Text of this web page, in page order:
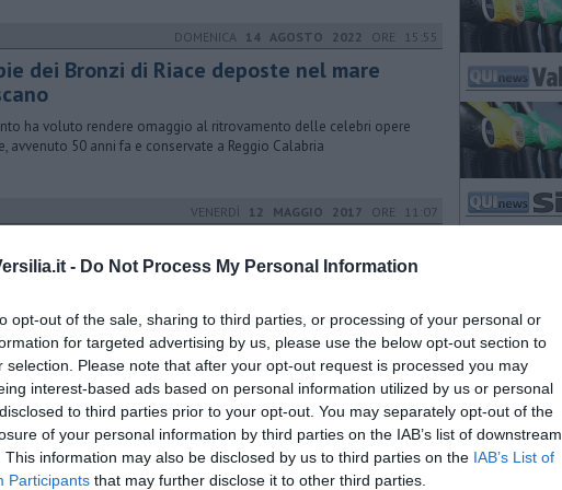
- Do Not Process My Personal Information
opt-out of the sale, sharing to third parties, or processing of your personal or
for targeted advertising by us, please use the below opt-out section to
selection. Please note that after your opt-out request is processed you may
interest-based ads based on personal information utilized by us or personal
to third parties prior to your opt-out. You may separately opt-out of the
of your personal information by third parties on the IAB’s list of downstream
This information may also be disclosed by us to third parties on the IAB’s List of
Participants that may further disclose it to other third parties.
DOMENICA 14 AGOSTO 2022 ORE 15:55
dei Bronzi di Riace deposte nel mare
ha voluto rendere omaggio al ritrovamento delle celebri opere
avvenuto 50 anni fa e conservate a Reggio Calabria
VENERDÌ 12 MAGGIO 2017 ORE 11:07
artistico Simoni ha anticipato alcuni spettacoli del Festival a
DOMENICA07 FEBBRAIO 2016ORE 19:02
di Viareggio sfida il maltempo
se con qualche goccia di pioggia e il cielo grigio lo spettacolo dei
allegorici è andato in scena per il primo Corso mascherato del 2016